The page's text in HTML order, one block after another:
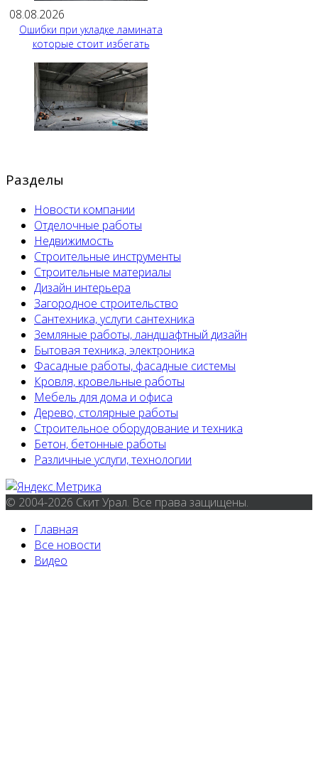
08.08.2026
Ошибки при укладке ламината
которые стоит избегать
Разделы
Новости компании
Отделочные работы
Недвижимость
Строительные инструменты
Строительные материалы
Дизайн интерьера
Загородное строительство
Сантехника, услуги сантехника
Земляные работы, ландшафтный дизайн
Бытовая техника, электроника
Фасадные работы, фасадные системы
Кровля, кровельные работы
Мебель для дома и офиса
Дерево, столярные работы
Строительное оборудование и техника
Бетон, бетонные работы
Различные услуги, технологии
© 2004-2026 Скит Урал. Все права защищены.
Главная
Все новости
Видео